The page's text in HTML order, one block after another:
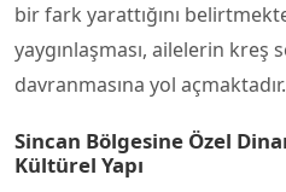
bir fark yarattığını
yaygınlaşması, ailelerin kreş
davranmasına yol açmaktadır.
Sincan Bölgesine Özel
Kültürel Yapı